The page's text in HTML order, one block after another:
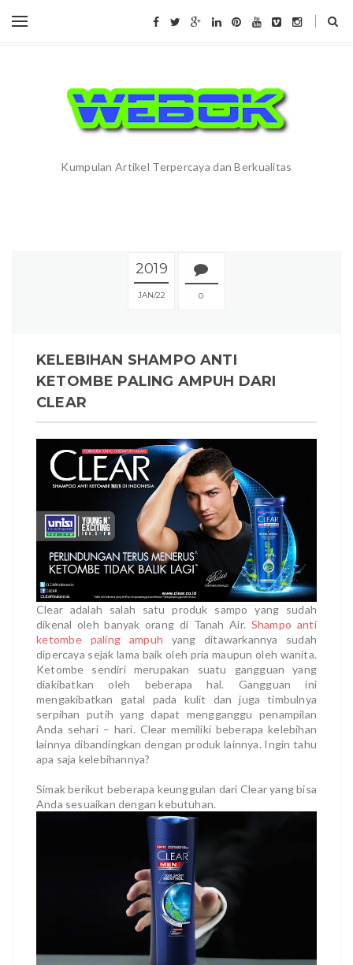
Kumpulan Artikel Terpercaya dan Berkualitas
2019
JAN 22 0
KELEBIHAN SHAMPO ANTI
KETOMBE PALING AMPUH DARI
CLEAR
Clear adalah salah satu produk sampo yang sudah
dikenal oleh banyak orang di Tanah Air. Shampo anti
ketombe paling ampuh yang ditawarkannya sudah
dipercaya sejak lama baik oleh pria maupun oleh wanita.
Ketombe sendiri merupakan suatu gangguan yang
diakibatkan oleh beberapa hal. Gangguan ini
mengakibatkan gatal pada kulit dan juga timbulnya
serpihan putih yang dapat mengganggu penampilan
Anda sehari – hari. Clear memiliki beberapa kelebihan
lainnya dibandingkan dengan produk lainnya. Ingin tahu
apa saja kelebihannya?
Simak berikut beberapa keunggulan dari Clear yang bisa
Anda sesuaikan dengan kebutuhan.